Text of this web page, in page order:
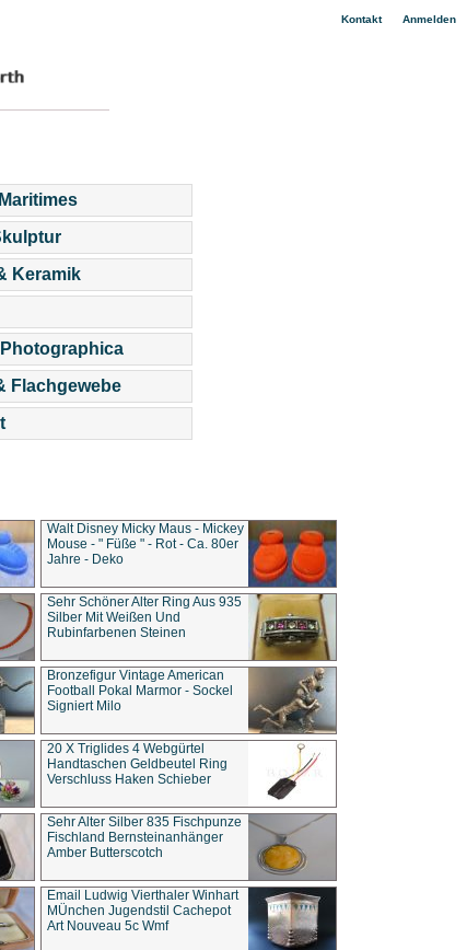
Kontakt| Anmelden
Keramik
Flachgewebe
Walt Disney Micky Maus - Mickey
Mouse - " Füße " - Rot - Ca. 80er
Jahre - Deko
Sehr Schöner Alter Ring Aus 935
Silber Mit Weißen Und
Rubinfarbenen Steinen
Bronzefigur Vintage American
Football Pokal Marmor - Sockel
Signiert Milo
20 X Triglides 4 Webgürtel
Handtaschen Geldbeutel Ring
Verschluss Haken Schieber
Sehr Alter Silber 835 Fischpunze
Fischland Bernsteinanhänger
Amber Butterscotch
Email Ludwig Vierthaler Winhart
MÜnchen Jugendstil Cachepot
Art Nouveau 5c Wmf